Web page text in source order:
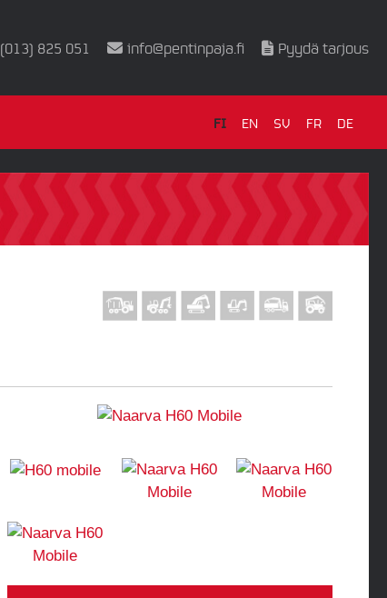
(013) 825 051 info@pentinpaja.fi Pyydä tarjous
FI EN SV FR DE